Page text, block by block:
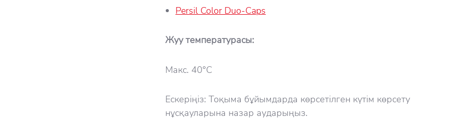
Persil Color Duo-Caps
Жуу температурасы:
Макс. 40°C
Ескеріңіз: Тоқыма бұйымдарда көрсетілген күтім көрсету
нұсқауларына назар аударыңыз.